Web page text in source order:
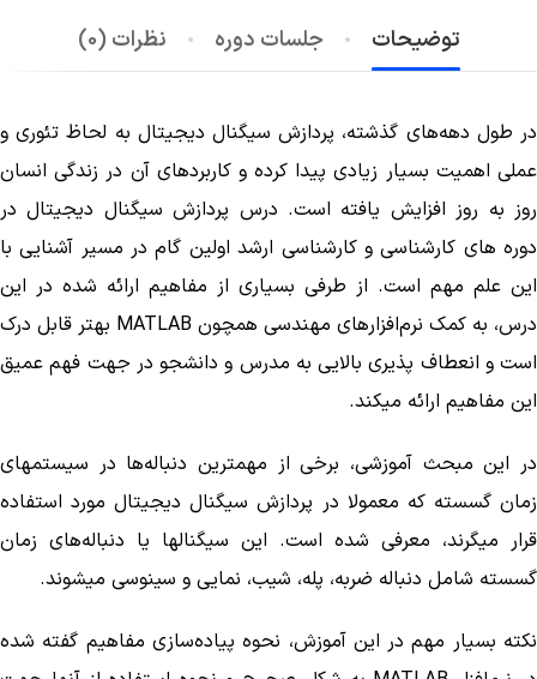
توضیحات جلسات دوره نظرات (0)
در طول دهه­‌های گذشته، پردازش سیگنال دیجیتال به لحاظ تئوری و
عملی اهمیت بسیار زیادی پیدا کرده و کاربردهای آن در زندگی انسان
روز به روز افزایش یافته است. درس پردازش سیگنال دیجیتال در
دوره­ های کارشناسی و کارشناسی ارشد اولین گام در مسیر آشنایی با
این علم مهم است. از طرفی بسیاری از مفاهیم ارائه شده در این
درس، به کمک نرم‌افزارهای مهندسی همچون MATLAB بهتر قابل درک
است و انعطاف پذیری بالایی به مدرس و دانشجو در جهت فهم عمیق
این مفاهیم ارائه میکند.
در این مبحث آموزشی، برخی از مهمترین دنباله­‌ها در سیستمهای
زمان گسسته که معمولا در پردازش سیگنال دیجیتال مورد استفاده
قرار میگرند، معرفی شده است. این سیگنالها یا دنباله­‌های زمان
گسسته شامل دنباله ضربه، پله، شیب، نمایی و سینوسی میشوند.
نکته بسیار مهم در این آموزش، نحوه پیاده­‌سازی مفاهیم گفته شده